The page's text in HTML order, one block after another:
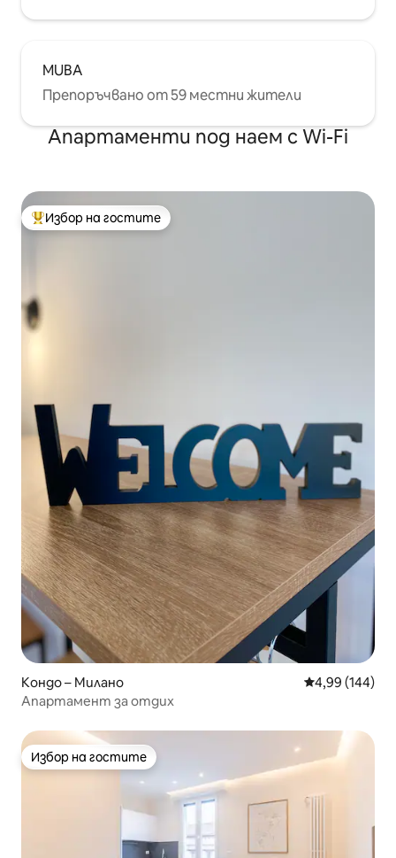
MUBA
Препоръчвано от 59 местни жители
Апартаменти под наем с Wi-Fi
Най-популярен избор на гостите
Избор на гостите
Кондо – Милано Средна
4,99 (144)
Апартамент за отдих
Избор на гостите
Избор на гостите